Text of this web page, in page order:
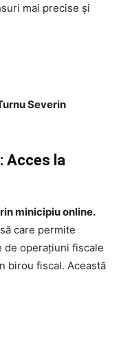
mai precise și
Severin
Acces la
minicipiu online.
care permite
operațiuni fiscale
birou fiscal. Această